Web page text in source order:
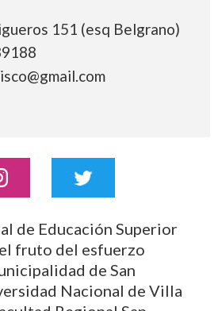
151 (esq Belgrano)
de Educación Superior
fruto del esfuerzo
de San
Nacional de Villa